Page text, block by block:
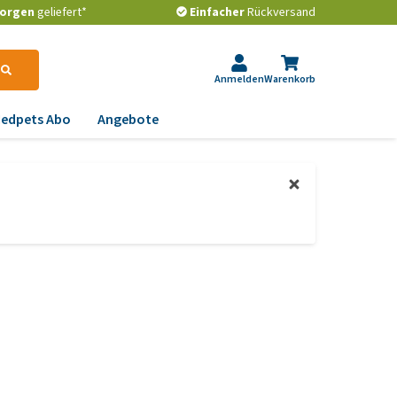
geliefert* EinfacherRückversand
AnmeldenWarenkorb
Abo Angebote